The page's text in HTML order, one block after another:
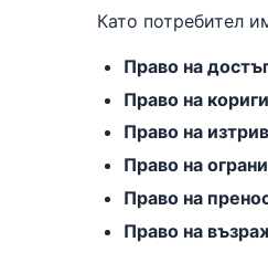
Като потребител
Право на
Право на
Право на
Право на
Право на
Право на